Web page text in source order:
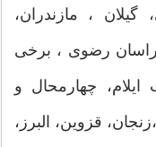
، مازندران،
رضوی ، برخی
چهارمحال و
قزوین، البرز،